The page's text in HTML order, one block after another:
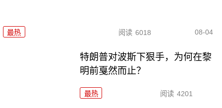
最热 阅读 6018 08-04
特朗普对波斯下狠手，为何在黎
明前戛然而止？
最热 阅读 4201